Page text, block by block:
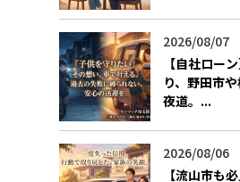
2026/08/07
【自社ロー
り、野田市
夜道。...
2026/08/06
【流山市も